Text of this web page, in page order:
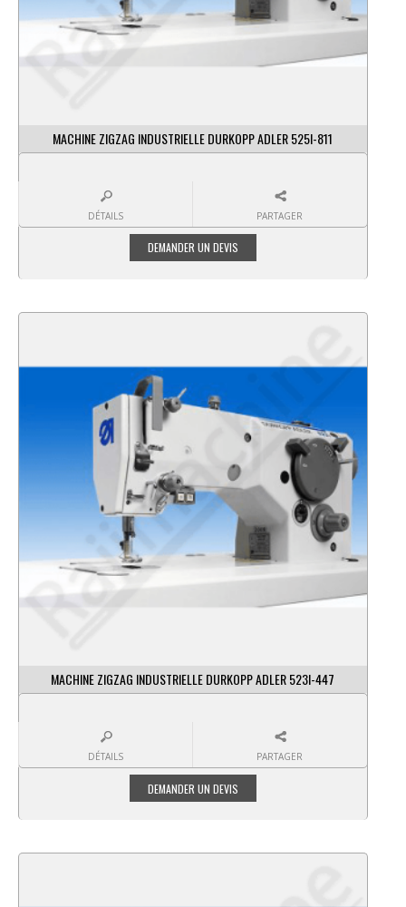
MACHINE ZIGZAG INDUSTRIELLE DURKOPP ADLER 525I-811
DÉTAILS PARTAGER
MACHINE ZIGZAG INDUSTRIELLE DURKOPP ADLER 523I-447
DÉTAILS PARTAGER